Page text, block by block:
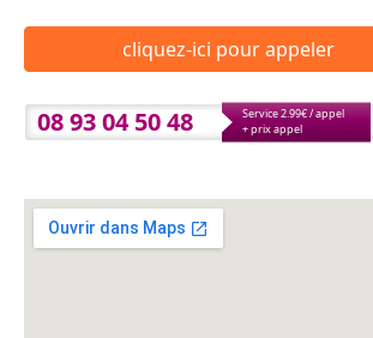
cliquez-ici pour appeler
08 93 04 50 48
Service 2.99€ / appel
+ prix appel